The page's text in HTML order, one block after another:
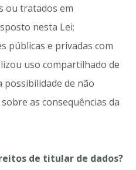
ou tratados em
nesta Lei;
públicas e privadas com
uso compartilhado de
possibilidade de não
as consequências da
de titular de dados?